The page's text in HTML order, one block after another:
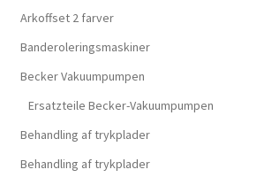
Arkoffset 2 farver
Banderoleringsmaskiner
Becker Vakuumpumpen
Ersatzteile Becker-Vakuumpumpen
Behandling af trykplader
Behandling af trykplader